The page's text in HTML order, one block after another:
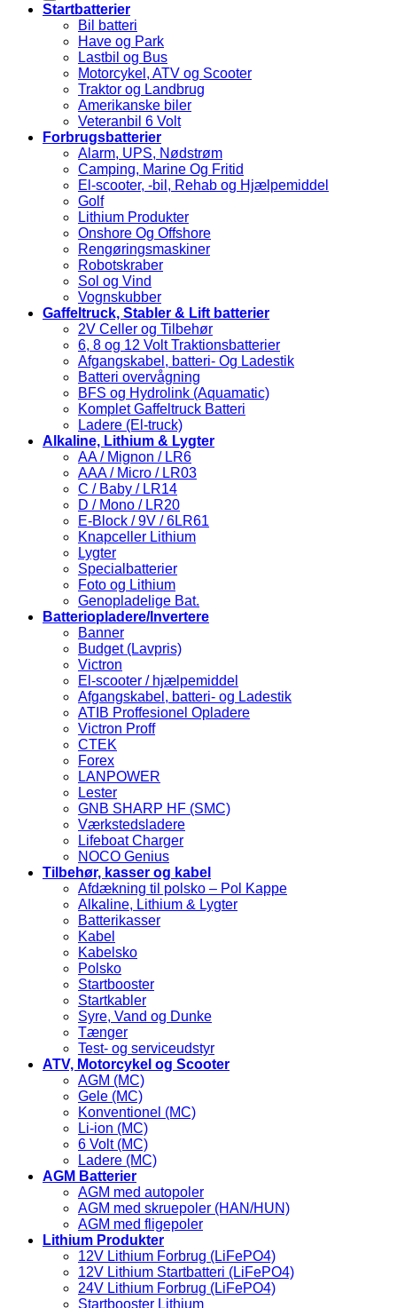
Startbatterier
Bil batteri
Have og Park
Lastbil og Bus
Motorcykel, ATV og Scooter
Traktor og Landbrug
Amerikanske biler
Veteranbil 6 Volt
Forbrugsbatterier
Alarm, UPS, Nødstrøm
Camping, Marine Og Fritid
El-scooter, -bil, Rehab og Hjælpemiddel
Golf
Lithium Produkter
Onshore Og Offshore
Rengøringsmaskiner
Robotskraber
Sol og Vind
Vognskubber
Gaffeltruck, Stabler & Lift batterier
2V Celler og Tilbehør
6, 8 og 12 Volt Traktionsbatterier
Afgangskabel, batteri- Og Ladestik
Batteri overvågning
BFS og Hydrolink (Aquamatic)
Komplet Gaffeltruck Batteri
Ladere (El-truck)
Alkaline, Lithium & Lygter
AA / Mignon / LR6
AAA / Micro / LR03
C / Baby / LR14
D / Mono / LR20
E-Block / 9V / 6LR61
Knapceller Lithium
Lygter
Specialbatterier
Foto og Lithium
Genopladelige Bat.
Batteriopladere/Invertere
Banner
Budget (Lavpris)
Victron
El-scooter / hjælpemiddel
Afgangskabel, batteri- og Ladestik
ATIB Proffesionel Opladere
Victron Proff
CTEK
Forex
LANPOWER
Lester
GNB SHARP HF (SMC)
Værkstedsladere
Lifeboat Charger
NOCO Genius
Tilbehør, kasser og kabel
Afdækning til polsko – Pol Kappe
Alkaline, Lithium & Lygter
Batterikasser
Kabel
Kabelsko
Polsko
Startbooster
Startkabler
Syre, Vand og Dunke
Tænger
Test- og serviceudstyr
ATV, Motorcykel og Scooter
AGM (MC)
Gele (MC)
Konventionel (MC)
Li-ion (MC)
6 Volt (MC)
Ladere (MC)
AGM Batterier
AGM med autopoler
AGM med skruepoler (HAN/HUN)
AGM med fligepoler
Lithium Produkter
12V Lithium Forbrug (LiFePO4)
12V Lithium Startbatteri (LiFePO4)
24V Lithium Forbrug (LiFePO4)
Startbooster Lithium